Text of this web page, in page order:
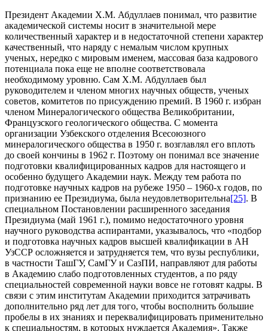
Президент Академии Х.М. Абдуллаев понимал, что развитие
академической системы носит в значительной мере
количественный характер и в недостаточной степени характер
качественный, что наряду с немалым числом крупных
ученых, нередко с мировым именем, массовая база кадрового
потенциала пока еще не вполне соответствовала
необходимому уровню. Сам Х.М. Абдуллаев был
руководителем и членом многих научных обществ, ученых
советов, комитетов по присуждению премий. В 1960 г. избран
членом Минералогического общества Великобритании,
Французского геологического общества. С момента
организации Узбекского отделения Всесоюзного
минералогического общества в 1950 г. возглавлял его вплоть
до своей кончины в 1962 г. Поэтому он понимал все значение
подготовки квалифицированных кадров для настоящего и
особенно будущего Академии наук. Между тем работа по
подготовке научных кадров на рубеже 1950 – 1960-х годов, по
признанию ее Президиума, была неудовлетворительна[25]. В
специальном Постановлении расширенного заседания
Президиума (май 1961 г.), помимо недостаточного уровня
научного руководства аспирантами, указывалось, что «подбор
и подготовка научных кадров высшей квалификации в АН
УзССР осложняется и затрудняется тем, что вузы республики,
в частности ТашГУ, СамГУ и СазПИ, направляют для работы
в Академию слабо подготовленных студентов, а по ряду
специальностей современной науки вовсе не готовят кадры. В
связи с этим институтам Академии приходится затрачивать
дополнительно ряд лет для того, чтобы восполнить большие
пробелы в их знаниях и переквалифицировать применительно
к специальностям, в которых нуждается Академия». Также